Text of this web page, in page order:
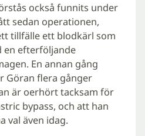
också funnits under
sedan operationen,
tillfälle ett blodkärl som
en efterföljande
En annan gång
Göran flera gånger
är oerhört tacksam för
bypass, och att han
val även idag.